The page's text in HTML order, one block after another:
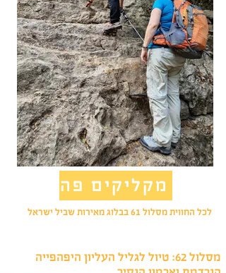
מקליקים פה
לכל החווית מסלול 61 בבלוג מאירות שביל ישראל
מסלול 62: טיול לגליל העליון היפהפייה